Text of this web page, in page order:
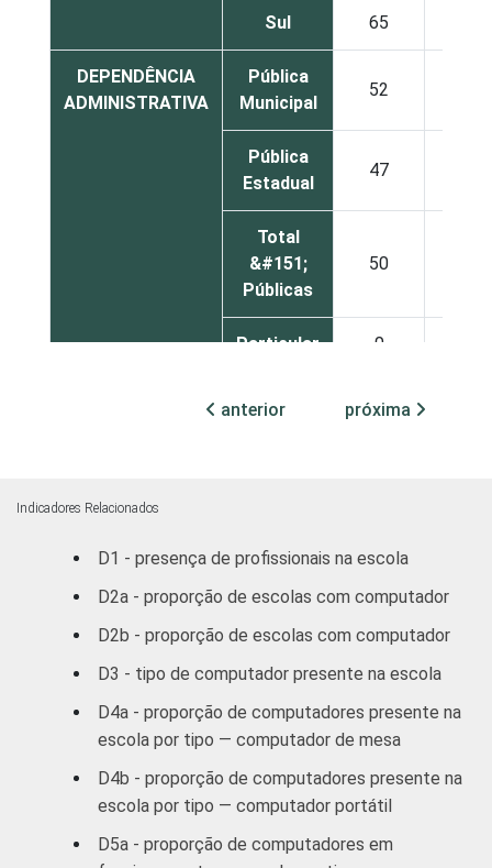
Sul 65
DEPENDÊNCIA
ADMINISTRATIVA
Pública
Municipal
52
Pública
Estadual
47
Total
&#151;
Públicas
50
Particular 0
40
INSTALADA NO
DE INFORMÁTICA
Não 24
Base: 640 escolas. Respostas múltiplas e
menções.
Fonte: NIC.br - out/dez 2011
anterior próxima
Indicadores Relacionados
D1 - presença de profissionais na escola
D2a - proporção de escolas com computador
D2b - proporção de escolas com computador
D3 - tipo de computador presente na escola
D4a - proporção de computadores presente na
escola por tipo — computador de mesa
D4b - proporção de computadores presente na
escola por tipo — computador portátil
D5a - proporção de computadores em